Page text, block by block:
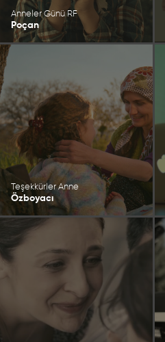
Anneler Günü RF
Poçan
Teşekkürler Anne
Özboyacı